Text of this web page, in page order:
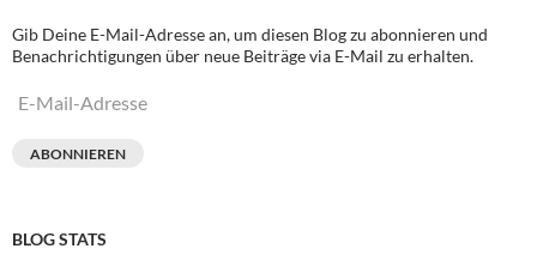
Gib Deine E-Mail-Adresse an, um diesen Blog zu abonnieren und
Benachrichtigungen über neue Beiträge via E-Mail zu erhalten.
E-
ABONNIEREN
BLOG STATS